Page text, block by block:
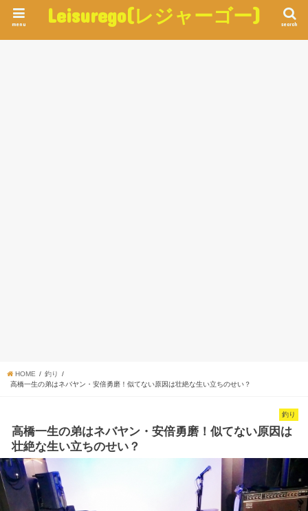
Leisurego(レジャーゴー) search
menu
HOME
釣り
高橋一生の弟はネバヤン・安倍勇磨！似てない原因は壮絶な生い立ちのせい？
釣り
高橋一生の弟はネバヤン・安倍勇磨！似てない原因は
壮絶な生い立ちのせい？